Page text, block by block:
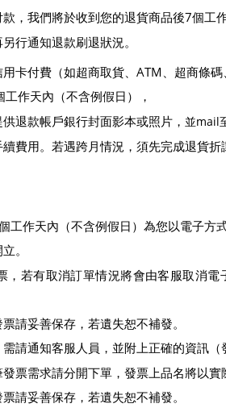
，我們將於收到您的退貨商品後7個工
行通知退款刷退狀況。
卡付費（如超商取貨、ATM 、超商條
工作天內（不含例假日），
退款帳戶銀行封面影本或照片， 並mail
費用。若遇跨月情況，須先完成退貨折
工作天內（不含例假日）為您以電子方
。
，若有取消訂單情況將會由客服取消
請妥善保存，若遺失恕不補發。
請通知客服人員，並附上正確的資訊（
票需求請分開下單，發票上品名將以實
請妥善保存，若遺失恕不補發。